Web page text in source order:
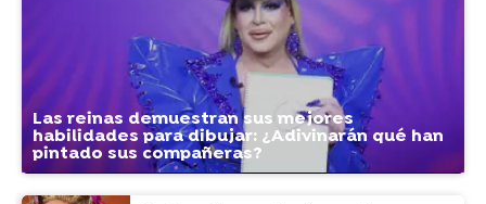
Las reinas demuestran sus mejores
habilidades para dibujar: ¿Adivinarán qué han
pintado sus compañeras?